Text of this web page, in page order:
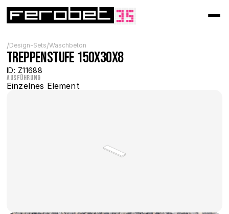
/Design-Sets/Waschbeton
Treppenstufe 150x30x8
ID: Z11688
Ausführung
Einzelnes Element